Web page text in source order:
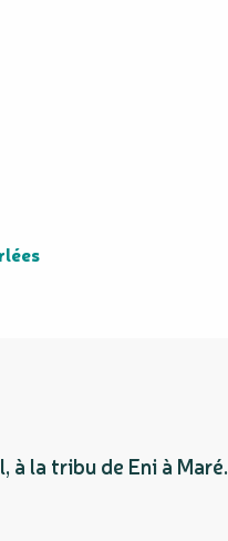
à la tribu de Eni à Maré.